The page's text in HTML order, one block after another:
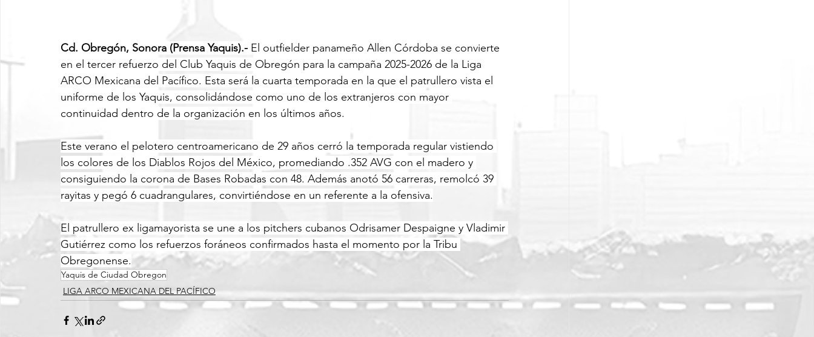
Cd. Obregón, Sonora (Prensa Yaquis).- El outfielder panameño Allen Córdoba se convierte
en el tercer refuerzo del Club Yaquis de Obregón para la campaña 2025-2026 de la Liga
ARCO Mexicana del Pacífico. Esta será la cuarta temporada en la que el patrullero vista el
uniforme de los Yaquis, consolidándose como uno de los extranjeros con mayor
continuidad dentro de la organización en los últimos años.
Este verano el pelotero centroamericano de 29 años cerró la temporada regular vistiendo
los colores de los Diablos Rojos del México, promediando .352 AVG con el madero y
consiguiendo la corona de Bases Robadas con 48. Además anotó 56 carreras, remolcó 39
rayitas y pegó 6 cuadrangulares, convirtiéndose en un referente a la ofensiva.
El patrullero ex ligamayorista se une a los pitchers cubanos Odrisamer Despaigne y Vladimir
Gutiérrez como los refuerzos foráneos confirmados hasta el momento por la Tribu
Obregonense.
Yaquis de Ciudad Obregon
LIGA ARCO MEXICANA DEL PACÍFICO